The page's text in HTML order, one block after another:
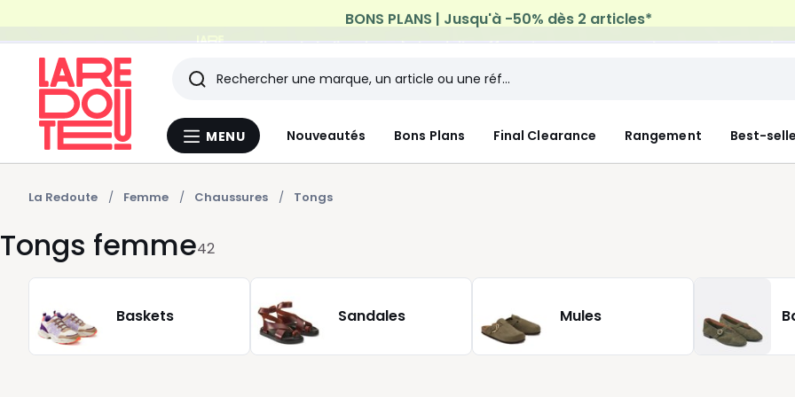
Profitez de la livraison à domicile offerte*sur tous vos achats Mode & Maison
Menu
MENU Nouveautés Bons Plans Final Clearance Rangement Best-
Rechercher
Les
derniers
articles
consultés
La Redoute Femme Chaussures Tongs
Tongs femme42
Baskets Sandales Mules